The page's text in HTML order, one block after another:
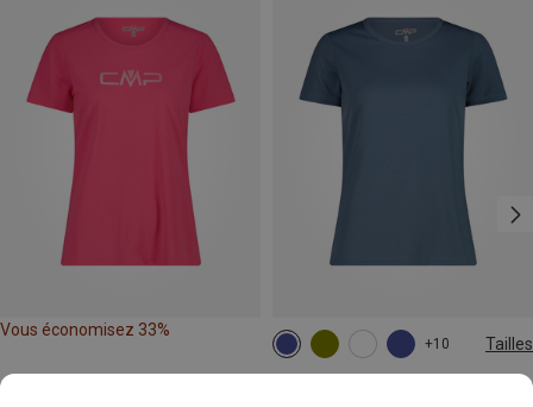
Vous économisez 33%
+10 Tailles